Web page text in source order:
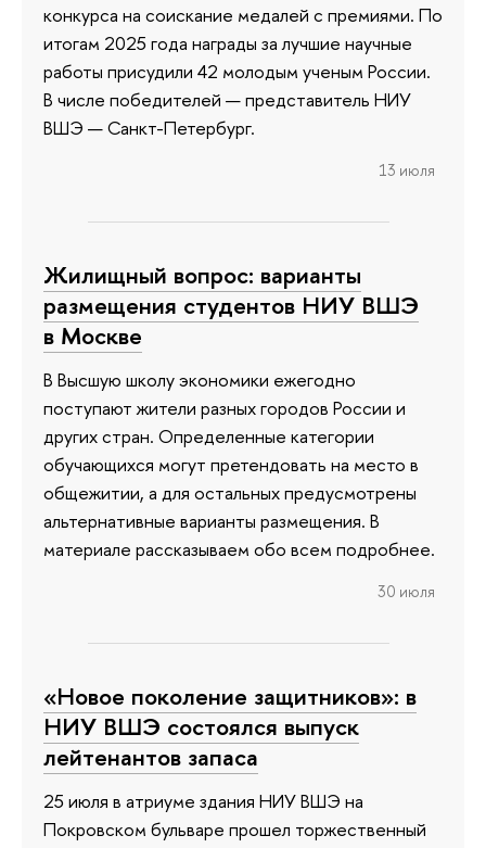
конкурса на соискание медалей с премиями. По
итогам 2025 года награды за лучшие научные
работы присудили 42 молодым ученым России.
В числе победителей — представитель НИУ
ВШЭ — Санкт-Петербург.
13 июля
Жилищный вопрос: варианты
размещения студентов НИУ ВШЭ
в Москве
В Высшую школу экономики ежегодно
поступают жители разных городов России и
других стран. Определенные категории
обучающихся могут претендовать на место в
общежитии, а для остальных предусмотрены
альтернативные варианты размещения. В
материале рассказываем обо всем подробнее.
30 июля
«Новое поколение защитников»: в
НИУ ВШЭ состоялся выпуск
лейтенантов запаса
25 июля в атриуме здания НИУ ВШЭ на
Покровском бульваре прошел торжественный